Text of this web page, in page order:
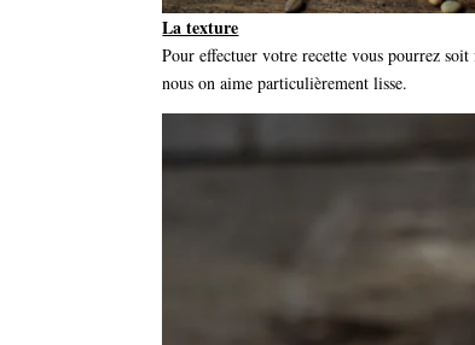
La texture
Pour effectuer votre recette vous pourrez
nous on aime particulièrement lisse.